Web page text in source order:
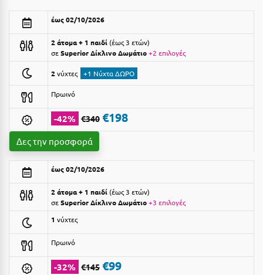
Αρκίτσα
Αρτέμιδα
Αρχαία Ολυμπία
Αστυπάλαια
Αττική
Αχαΐα
Βansko
Βόλος
Ξενοδοχεία 3 Αστέρων
Ξενοδοχεία 4 Αστέρων
Ενοικιαζόμενα Δωμάτια
Διαμερίσματα
Studios
Boutique Hotels
Ξενώνες
Camping
Suites
έως 02/10/2026
2 άτομα + 1 παιδί έως 3 ετών
σεSuperior Δίκλινο Δωμάτιο+2 επιλογές
2νύχτες +1 Νύχτα ΔΩΡΟ
Πρωινό
-42% €340 €198
Δες την προσφορά
έως 02/10/2026
2 άτομα + 1 παιδί έως 3 ετών
σεSuperior Δίκλινο Δωμάτιο+3 επιλογές
1 νύχτες
Πρωινό
-32% €145 €99